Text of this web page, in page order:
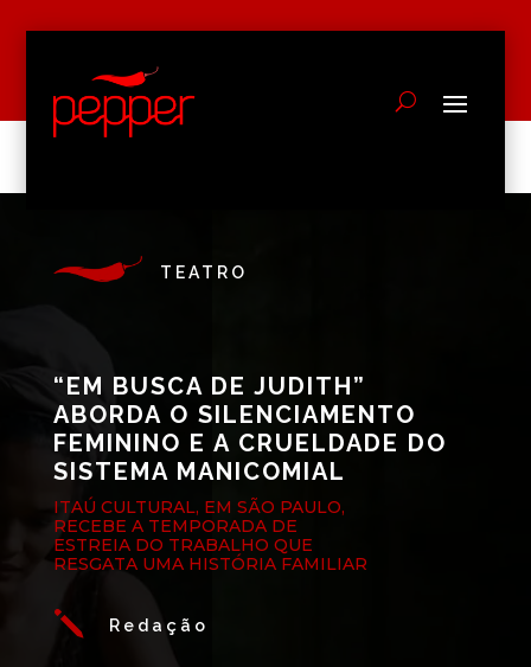
TEATRO
“EM BUSCA DE JUDITH”
ABORDA O SILENCIAMENTO
FEMININO E A CRUELDADE DO
SISTEMA MANICOMIAL
ITAÚ CULTURAL, EM SÃO PAULO,
RECEBE A TEMPORADA DE
ESTREIA DO TRABALHO QUE
RESGATA UMA HISTÓRIA FAMILIAR
j Redação